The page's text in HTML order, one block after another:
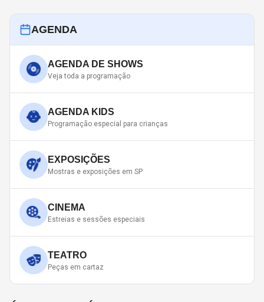
AGENDA
AGENDA DE SHOWS
Veja toda a programação
AGENDA KIDS
Programação especial para crianças
EXPOSIÇÕES
Mostras e exposições em SP
CINEMA
Estreias e sessões especiais
TEATRO
Peças em cartaz